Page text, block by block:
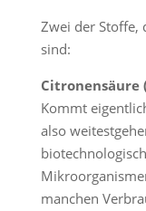
Zwei der Stoffe,
sind:
Citronensäure
Kommt
also
manchen